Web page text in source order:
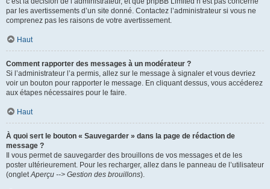
par les avertissements d’un site donné. Contactez l’administrateur si vous ne
comprenez pas les raisons de votre avertissement.
Haut
Comment rapporter des messages à un modérateur ?
Si l’administrateur l’a permis, allez sur le message à signaler et vous devriez
voir un bouton pour rapporter le message. En cliquant dessus, vous accéderez
aux étapes nécessaires pour le faire.
Haut
À quoi sert le bouton « Sauvegarder » dans la page de rédaction de
message ?
Il vous permet de sauvegarder des brouillons de vos messages et de les
poster ultérieurement. Pour les recharger, allez dans le panneau de l’utilisateur
(ongletAperçu --> Gestion des brouillons).